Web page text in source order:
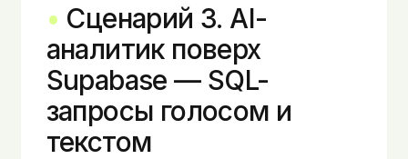
Сценарий 3. AI-
аналитик поверх
Supabase — SQL-
запросы голосом и
текстом